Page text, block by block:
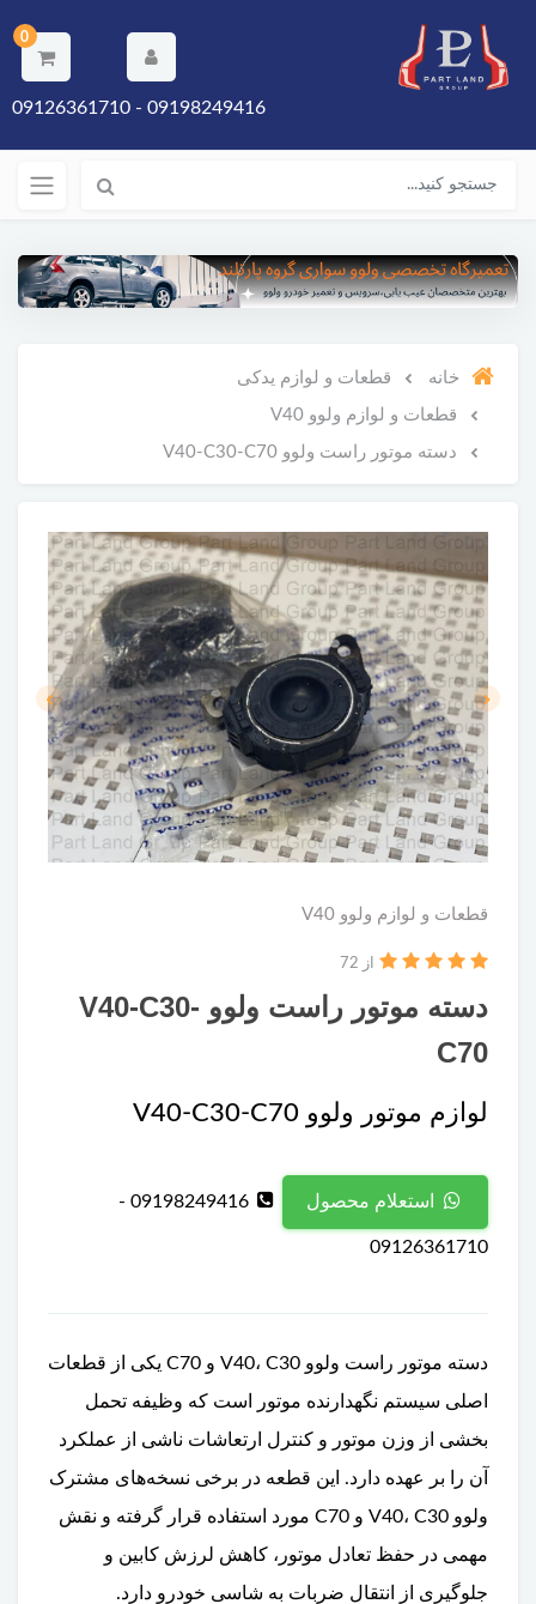
0
09198249416 - 09126361710
خانه قطعات و لوازم یدکی
قطعات و لوازم ولوو V40
دسته موتور راست ولوو V40-C30-C70
قطعات و لوازم ولوو V40
دسته موتور راست ولوو V40-C30-
C70
از 72
لوازم موتور ولوو V40-C30-C70
استعلام محصول 09198249416 -
09126361710
دسته موتور راست ولوو V40، C30 و C70 یکی از قطعات
اصلی سیستم نگهدارنده موتور است که وظیفه تحمل
بخشی از وزن موتور و کنترل ارتعاشات ناشی از عملکرد
آن را بر عهده دارد. این قطعه در برخی نسخه‌های مشترک
ولوو V40، C30 و C70 مورد استفاده قرار گرفته و نقش
مهمی در حفظ تعادل موتور، کاهش لرزش کابین و
جلوگیری از انتقال ضربات به شاسی خودرو دارد.